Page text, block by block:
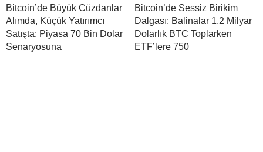
Bitcoin’de Büyük Cüzdanlar
Alımda, Küçük Yatırımcı
Satışta: Piyasa 70 Bin Dolar
Senaryosuna
Bitcoin’de Sessiz Birikim
Dalgası: Balinalar 1,2 Milyar
Dolarlık BTC Toplarken
ETF’lere 750